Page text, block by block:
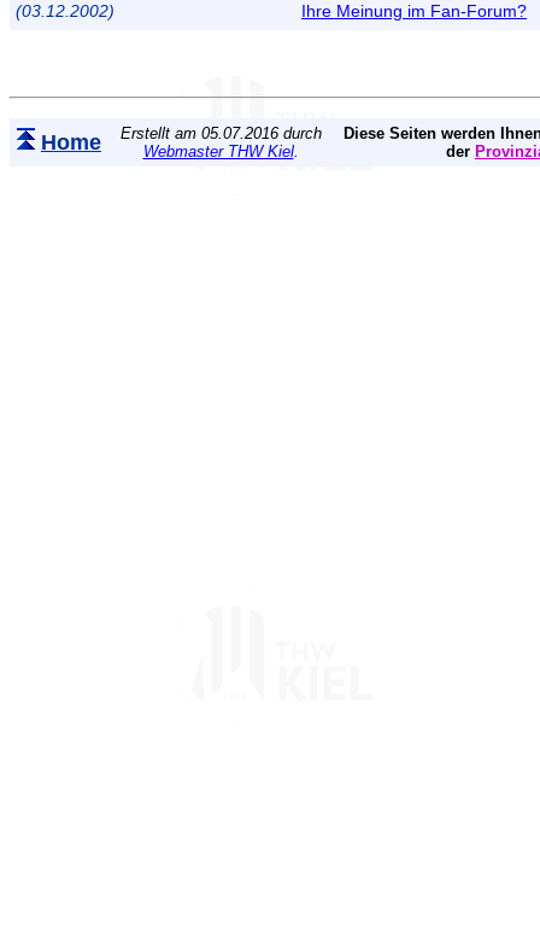
(03.12.2002) Ihre Meinung im Fan-Forum?
Home
Erstellt am 05.07.2016 durch
Webmaster THW Kiel.
Diese Seiten werden
der